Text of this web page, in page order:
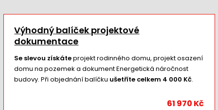
Výhodný balíček projektové
dokumentace
Se slevou získáteprojekt rodinného domu, projekt osazení
domu na pozemek a dokument Energetická náročnost
budovy. Při objednání balíčku ušetříte celkem 4 000 Kč.
61 970 Kč